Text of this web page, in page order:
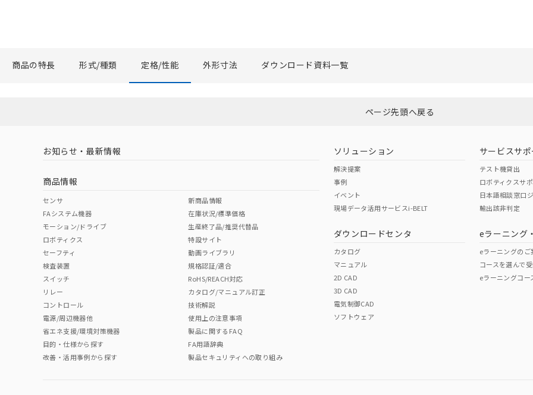
商品の特長 形式/種類 定格/性能 外形寸法 ダウンロード資料一覧
ページ先頭へ戻る
お知らせ・最新情報
商品情報
センサ
FAシステム機器
モーション/ドライブ
ロボティクス
セーフティ
検査装置
スイッチ
リレー
コントロール
電源/周辺機器他
省エネ支援/環境対策機器
目的・仕様から探す
改善・活用事例から探す
新商品情報
在庫状況/標準価格
生産終了品/推奨代替品
特設サイト
動画ライブラリ
規格認証/適合
RoHS/REACH対応
カタログ/マニュアル訂正
技術解説
使用上の注意事項
製品に関するFAQ
FA用語辞典
製品セキュリティへの取り組み
ソリューション
解決提案
事例
イベント
現場データ活用サービスi-BELT
ダウンロードセンタ
カタログ
マニュアル
2D CAD
3D CAD
電気制御CAD
ソフトウェア
サービスサ
テスト機貸出
ロボティクスサ
日本語相談窓口
輸出該非判定
eラーニング
eラーニングのご
コースを選んで
eラーニングコー